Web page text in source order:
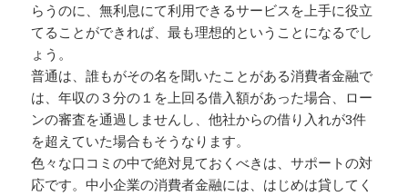
らうのに、無利息にて利用できるサービスを上手に役立
てることができれば、最も理想的ということになるでし
ょう。
普通は、誰もがその名を聞いたことがある消費者金融で
は、年収の３分の１を上回る借入額があった場合、ロー
ンの審査を通過しませんし、他社からの借り入れが3件
を超えていた場合もそうなります。
色々な口コミの中で絶対見ておくべきは、サポートの対
応です。中小企業の消費者金融には、はじめは貸してく